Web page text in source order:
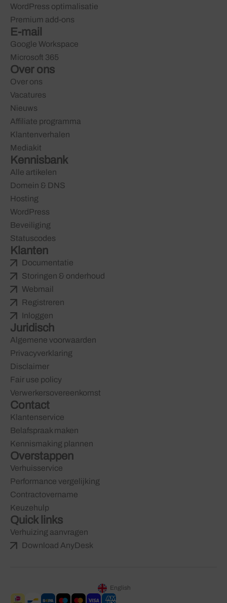
WordPress optimalisatie
Premium add-ons
E-mail
Google Workspace
Microsoft 365
Over ons
Over ons
Vacatures
Nieuws
Affiliate programma
Klantenverhalen
Mediakit
Kennisbank
Alle artikelen
Domein & DNS
Hosting
WordPress
Beveiliging
Statuscodes
Klanten
Documentatie
Storingen & onderhoud
Webmail
Registreren
Inloggen
Juridisch
Algemene voorwaarden
Privacyverklaring
Disclaimer
Fair use policy
Verwerkersovereenkomst
Contact
Klantenservice
Belafspraak maken
Kennismaking plannen
Overstappen
Verhuisservice
Performance vergelijking
Contractovername
Keuzehulp
Quick links
Verhuizing aanvragen
Download AnyDesk
English